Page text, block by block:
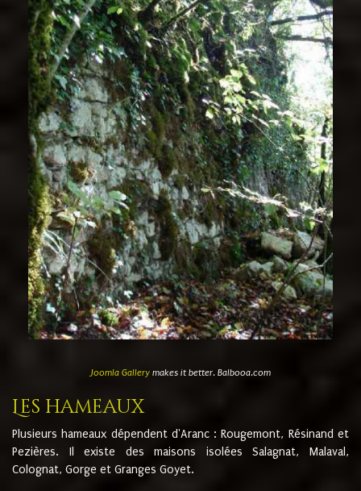
Joomla Gallerymakes it better. Balbooa.com
Les hameaux
Plusieurs hameaux dépendent d'Aranc : Rougemont, Résinand et
Pezières. Il existe des maisons isolées Salagnat, Malaval,
Colognat, Gorge et Granges Goyet.